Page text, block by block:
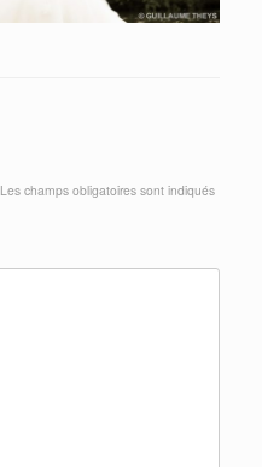
Les champs obligatoires sont indiqués